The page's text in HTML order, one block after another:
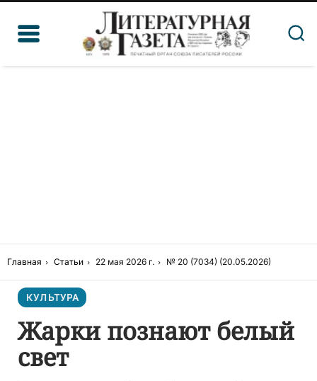
Главная Статьи 22 мая 2026 г. № 20 (7034) (20.05.2026)
КУЛЬТУРА
Жарки познают белый
свет